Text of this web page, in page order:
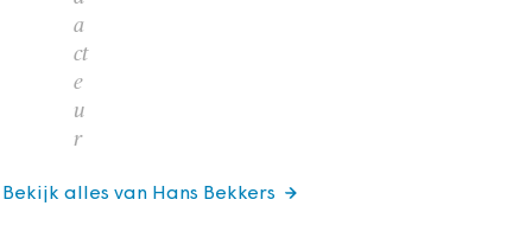
a
ct
e
u
r
Bekijk alles van Hans Bekkers